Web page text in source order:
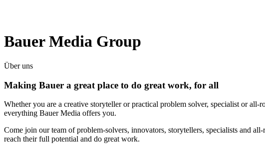
Bauer Media Group
Über uns
Making Bauer a great place to do great work, for all
Whether you are a creative storyteller or practical problem solver, specialist or
everything Bauer Media offers you.
Come join our team of problem-solvers, innovators, storytellers, specialists and
reach their full potential and do great work.